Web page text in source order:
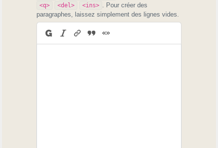
<q> <del> <ins>
. Pour créer des
paragraphes, laissez simplement des lignes vides.